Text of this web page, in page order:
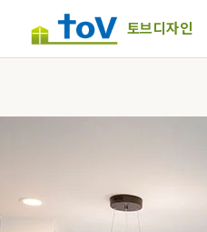
토브디자인